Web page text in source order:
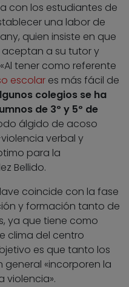
con los estudiantes de
una labor de
quien insiste en que
aceptan a su tutor y
tener como referente
escolar es más fácil de
colegios se ha
de 3º y 5º de
álgido de acoso
verbal y
para la
Bellido.
coincide con la fase
y formación tanto de
ya que tiene como
clima del centro
es que tanto los
«incorporen la
violencia».